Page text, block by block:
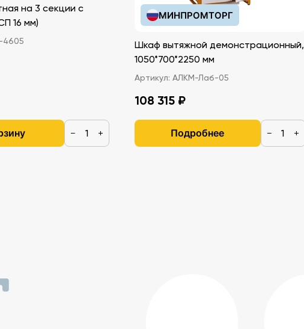
на 3 секции с
(ЛДСП 16 мм)
− +
МИНПРОМТОРГ
Шкаф вытяжной демонстрационный,
1050*700*2250 мм
Артикул: АЛКМ-Лаб-05
108 315 ₽
Подробнее − +